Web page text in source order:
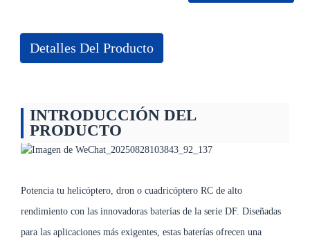
Detalles Del Producto
INTRODUCCIÓN DEL
PRODUCTO
Potencia tu helicóptero, dron o cuadricóptero RC de alto
rendimiento con las innovadoras baterías de la serie DF. Diseñadas
para las aplicaciones más exigentes, estas baterías ofrecen una